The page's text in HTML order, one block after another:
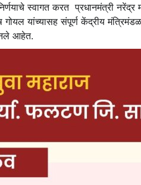
स्वागत करत प्रधानमंत्री नरेंद्र
गोयल यांच्यासह संपूर्ण केंद्रीय
आहेत.